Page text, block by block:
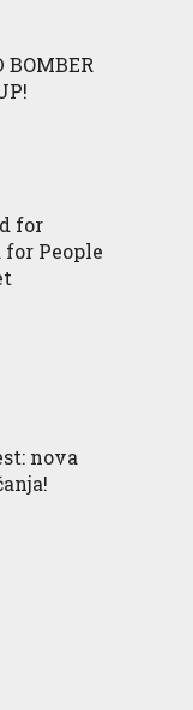
BOMBER
for
for People
nova